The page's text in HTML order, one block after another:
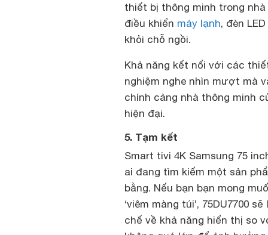
thiết bị thông minh trong
điều khiển máy lạnh, đèn
khỏi chỗ ngồi.
Khả năng kết nối với các
nghiệm nghe nhìn mượt mà
chính cảng nhà thông minh
hiện đại.
5. Tạm kết
Smart tivi 4K Samsung 75
ai đang tìm kiếm một sản
bằng. Nếu bạn bạn mong
‘viêm màng túi’, 75DU7700
chế về khả năng hiển thị so